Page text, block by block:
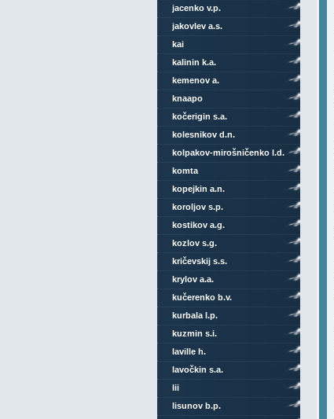
jacenko v.p.
jakovlev a.s.
kai
kalinin k.a.
kemenov a.
knaapo
kočerigin s.a.
kolesnikov d.n.
kolpakov-mirošničenko l.d.
komta
kopejkin a.n.
koroljov s.p.
kostikov a.g.
kozlov s.g.
kričevskij s.s.
krylov a.a.
kučerenko b.v.
kurbala l.p.
kuzmin s.i.
laville h.
lavočkin s.a.
lii
lisunov b.p.